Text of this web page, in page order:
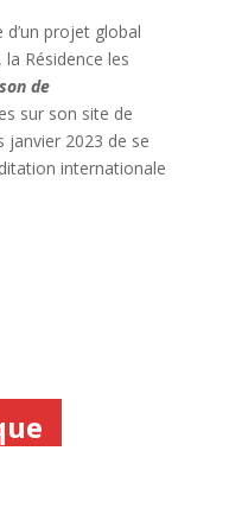
d’un projet global
Résidence les
de
sur son site de
janvier 2023 de se
internationale